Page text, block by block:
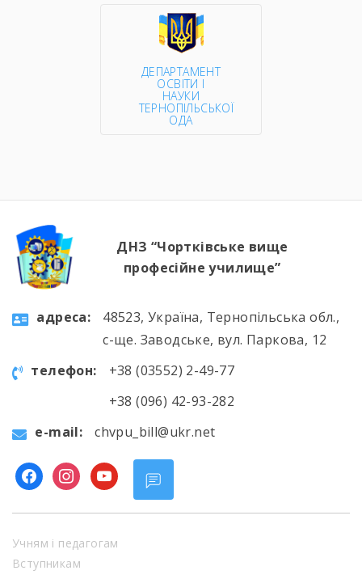
ДЕПАРТАМЕНТ
ОСВІТИ І
НАУКИ
ТЕРНОПІЛЬСЬКОЇ
ОДА
ДНЗ “Чортківське вище
професійне училище”
aдресa:
48523, Україна, Тернопільська обл.,
с-ще. Заводське, вул. Паркова, 12
телефон:
+38 (03552) 2-49-77
+38 (096) 42-93-282
e-mail:
chvpu_bill@ukr.net
facebookinstagram
youtube
Учням і педагогам
Вступникам